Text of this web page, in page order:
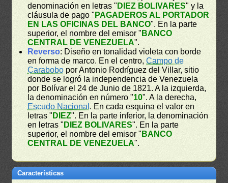
denominación en letras " DIEZ BOLIVARES" y la
cláusula de pago " PAGADEROS AL PORTADOR
EN LAS OFICINAS DEL BANCO". En la parte
superior, el nombre del emisor " BANCO
CENTRAL DE VENEZUELA".
Reverso: Diseño en tonalidad violeta con borde
en forma de marco. En el centro,Campo de
Carabobo por Antonio Rodríguez del Villar, sitio
donde se logró la independencia de Venezuela
por Bolívar el 24 de Junio de 1821. A la izquierda,
la denominación en número "10". A la derecha,
Escudo Nacional . En cada esquina el valor en
letras " DIEZ". En la parte inferior, la denominación
en letras " DIEZ BOLIVARES". En la parte
superior, el nombre del emisor " BANCO
CENTRAL DE VENEZUELA".
Características